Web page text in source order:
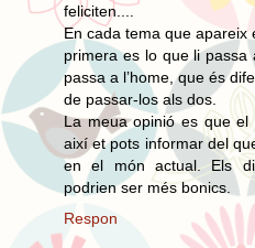
feliciten....
En cada tema que apareix
primera es lo que li
passa a l’home, que és
de passar-los als dos.
La meua opinió es que el
així et pots informar del
en el món actual. Els
podrien ser més bonics.
Respon